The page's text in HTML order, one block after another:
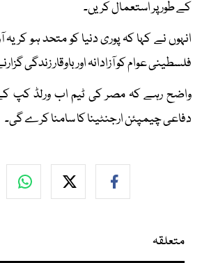
کے طور پر استعمال کریں۔
انہوں نے کہا کہ پوری دنیا کو متحد ہو کر یہ
فلسطینی عوام کو آزادانہ اور باوقار زندگی
واضح رہے کہ مصر کی ٹیم اب ورلڈ کپ کے
دفاعی چیمپئن ارجنٹینا کا سامنا کرے گی۔
متعلقہ